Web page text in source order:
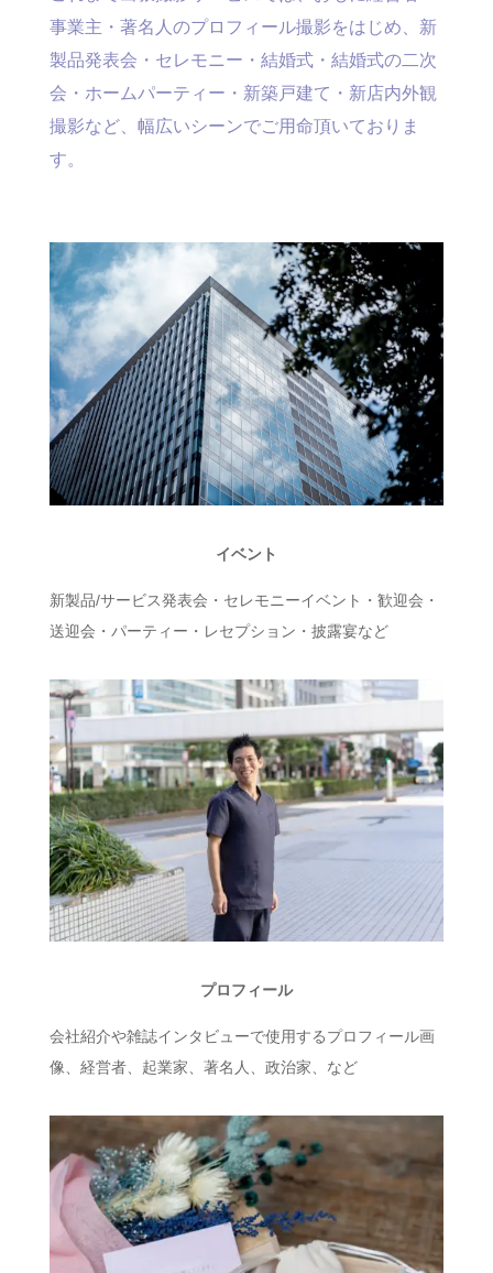
事業主・著名人のプロフィール撮影をはじめ、新
製品発表会・セレモニー・結婚式・結婚式の二次
会・ホームパーティー・新築戸建て・新店内外観
撮影など、幅広いシーンでご用命頂いておりま
す。
イベント
新製品/サービス発表会・セレモニーイベント・歓迎会・
送迎会・パーティー・レセプション・披露宴など
プロフィール
会社紹介や雑誌インタビューで使用するプロフィール画
像、経営者、起業家、著名人、政治家、など